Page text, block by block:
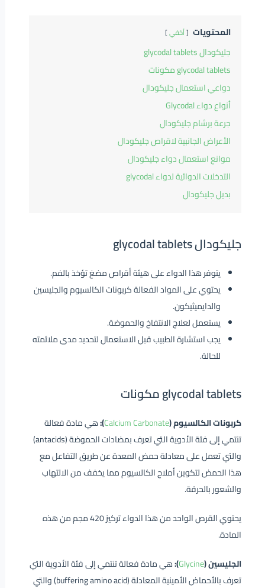
المحتويات أخفي
جليكودال glycodal tablets
glycodal tablets مكونات
دواعي استعمال جليكودال
أنواع دواء Glycodal
جرعة برشام جليكودال
الأعراض الجانبية لاقراص جليكودال
موانع استعمال دواء جليكودال
التدخلات الدوائية لدواء glycodal
بديل جليكودال
جليكودال glycodal tablets
يتوفر هذا الدواء على هيئة أقراص مضغ تؤخذ بالفم.
يحتوي على المواد الفعالة كربونات الكالسيوم والجليسين
والدايميثيكون.
يستعمل لعلاج الانتفاخ والحموضة.
يجب استشارة الطبيب قبل الاستعمال لتحديد مدى ملائمته
للحالة.
glycodal tablets مكونات
كربونات الكالسيوم (Calcium Carbonate
):هي مادة فعالة
تنتمي إلى فئة الأدوية التي تعرف بمضادات الحموضة (antacids)
والتي تعمل على معادلة حمض المعدة عن طريق التفاعل مع
هذا الحمض لتكوين أملاح الكالسيوم مما يخفف من الالتهاب
والشعور بالحرقة.
يحتوي القرص الواحد من هذا الدواء تركيز 420 مجم من هذه
المادة.
الجليسين (Glycine
):هي مادة فعالة تنتمي إلى فئة الأدوية التي
تعرف بالأحماض الأمينية المعادلة (buffering amino acid) والتي